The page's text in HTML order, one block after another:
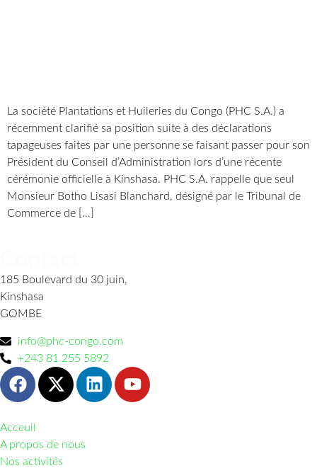
La société Plantations et Huileries du Congo (PHC S.A.) a
récemment clarifié sa position suite à des déclarations
tapageuses faites par une personne se faisant passer pour son
Président du Conseil d’Administration lors d’une récente
cérémonie officielle à Kinshasa. PHC S.A. rappelle que seul
Monsieur Botho Lisasi Blanchard, désigné par le Tribunal de
Commerce de […]
185 Boulevard du 30 juin,
Kinshasa
GOMBE
info@phc-congo.com
+243 81 255 5892
Acceuil
A propos de nous
Nos activités